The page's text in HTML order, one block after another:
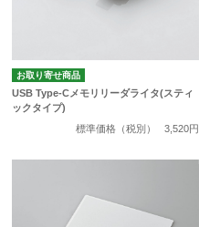
お取り寄せ商品
USB Type-Cメモリリーダライタ(スティ
ックタイプ)
標準価格（税別）
3,520円